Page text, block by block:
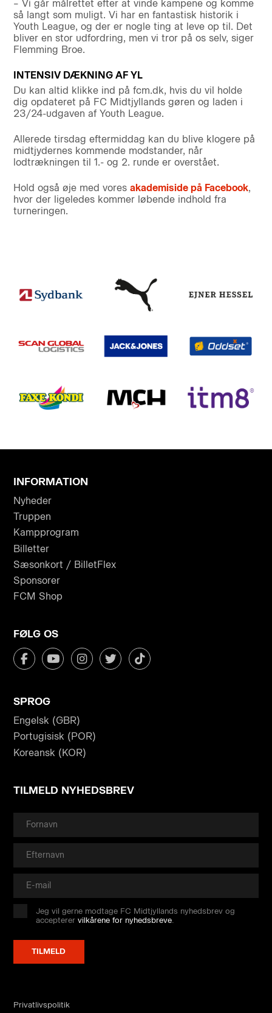
– Vi går målrettet efter at vinde kampene og komme
så langt som muligt. Vi har en fantastisk historik i
Youth League, og der er nogle ting at leve op til. Det
bliver en stor udfordring, men vi tror på os selv, siger
Flemming Broe.
INTENSIV DÆKNING AF YL
Du kan altid klikke ind på fcm.dk, hvis du vil holde
dig opdateret på FC Midtjyllands gøren og laden i
23/24-udgaven af Youth League.
Allerede tirsdag eftermiddag kan du blive klogere på
midtjydernes kommende modstander, når
lodtrækningen til 1.- og 2. runde er overstået.
Hold også øje med vores akademiside på Facebook,
hvor der ligeledes kommer løbende indhold fra
turneringen.
INFORMATION
Nyheder
Truppen
Kampprogram
Billetter
Sæsonkort / BilletFlex
Sponsorer
FCM Shop
FØLG OS
SPROG
Engelsk (GBR)
Portugisisk (POR)
Koreansk (KOR)
TILMELD NYHEDSBREV
Jeg vil gerne modtage FC Midtjyllands nyhedsbrev og
accepterervilkårene for nyhedsbreve.
Privatlivspolitik